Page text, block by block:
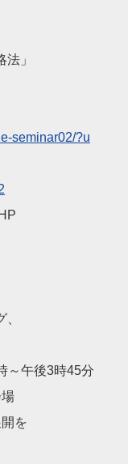
」
seminar02/?u
～午後3時45分
を